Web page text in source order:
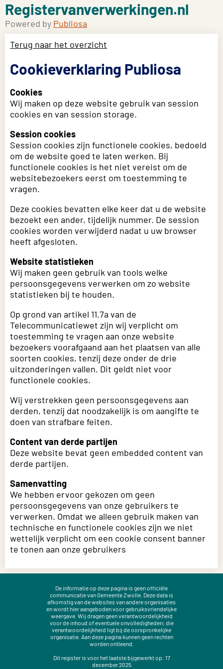
Registervanverwerkingen.nl
Powered by Publiosa
Terug naar het overzicht
Cookieverklaring Publiosa
Cookies
Wij maken op deze website gebruik van session
cookies en van session storage.
Session cookies
Session cookies zijn functionele cookies, bedoeld
om de website goed te laten werken. Bij
functionele cookies is het niet vereist om de
websitebezoekers eerst om toestemming te
vragen.
Deze cookies bevatten elke keer dat u de website
bezoekt een ander, tijdelijk nummer. De session
cookies worden verwijderd nadat u uw browser
heeft afgesloten.
Website statistieken
Wij maken geen gebruik van tools welke
persoonsgegevens verwerken om zo website
statistieken bij te houden.
Op grond van artikel 11.7a van de
Telecommunicatiewet zijn wij verplicht om
toestemming te vragen aan onze website
bezoekers voorafgaand aan het plaatsen van alle
soorten cookies, tenzij deze onder de drie
uitzonderingen vallen. Dit geldt niet voor
functionele cookies.
Wij verstrekken geen persoonsgegevens aan
derden, tenzij dat noodzakelijk is om aangifte te
doen van strafbare feiten.
Content van derde partijen
Deze website bevat geen embedded content van
derde partijen.
Samenvatting
We hebben ervoor gekozen om geen
persoonsgegevens van onze gebruikers te
verwerken. Omdat we alleen gebruik maken van
technische en functionele cookies zijn we niet
wettelijk verplicht om een cookie consent banner
te tonen aan onze gebruikers
De informatie op deze pagina is geen officiële
communicatie van Gemeente Zwolle. Deze data is
afkomstig van de websites van andere organisaties
en wordt hier aangeboden voor gebruiksvriendelijke
weergave. Wij dragen geen verantwoordelijkheid
voor de inhoud of eventuele onvolledigheden; die
verantwoordelijkheid ligt bij de oorspronkelijke
organisatie. Aan deze pagina kunnen geen rechten
worden ontleend.
Dit register is voor het laatste bijgewerkt op: 17
december 2025